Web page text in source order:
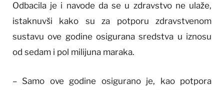
Odbacila je i navode da se u zdravstvo ne ulaže,
istaknuvši kako su za potporu zdravstvenom
sustavu ove godine osigurana sredstva u iznosu
od sedam i pol milijuna maraka.
– Samo ove godine osigurano je, kao potpora